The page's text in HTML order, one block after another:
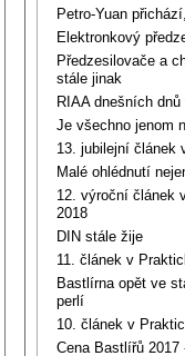
Petro-Yuan
Elektronkový
Předzesilovače a
stále jinak
RIAA dnešních
Je všechno jenom
13. jubilejní článek
Malé ohlédnutí
12. výroční článek
2018
DIN stále žije
11. článek v
Bastlírna opět ve
perlí
10. článek v
Cena Bastlířů